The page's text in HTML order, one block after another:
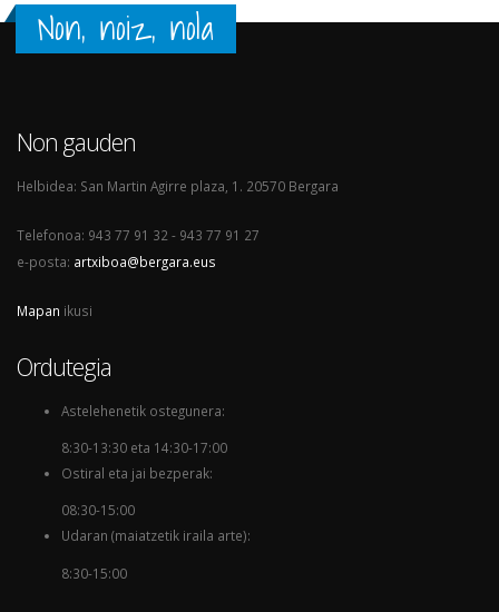
Non, noiz, nola
Non gauden
Helbidea: San Martin Agirre plaza, 1. 20570 Bergara
Telefonoa: 943 77 91 32 - 943 77 91 27
e-posta: artxiboa@bergara.eus
Mapan ikusi
Ordutegia
Astelehenetik ostegunera:
8:30-13:30 eta 14:30-17:00
Ostiral eta jai bezperak:
08:30-15:00
Udaran (maiatzetik iraila arte):
8:30-15:00